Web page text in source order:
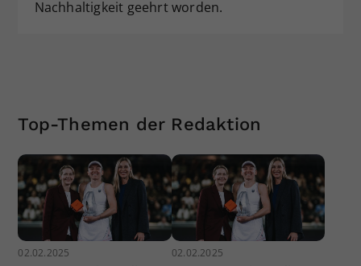
Nachhaltigkeit geehrt worden.
Top-Themen der Redaktion
02.02.2025 02.02.2025